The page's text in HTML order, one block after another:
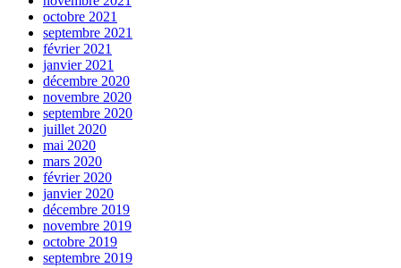
octobre 2021
septembre 2021
février 2021
janvier 2021
décembre 2020
novembre 2020
septembre 2020
juillet 2020
mai 2020
mars 2020
février 2020
janvier 2020
décembre 2019
novembre 2019
octobre 2019
septembre 2019